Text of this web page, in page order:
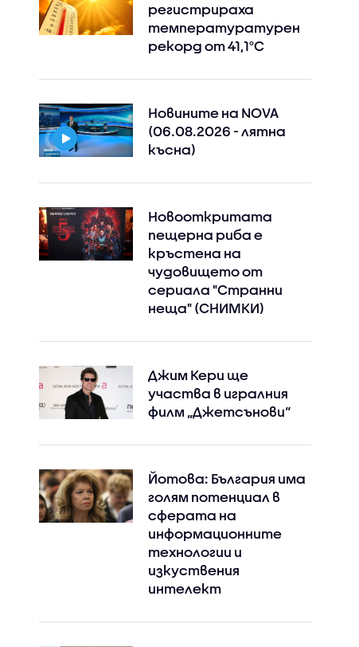
регистрираха
температуратурен
рекорд от 41,1°C
Новините на NOVA
(06.08.2026 - лятна
късна)
Новооткритата
пещерна риба е
кръстена на
чудовището от
сериала "Странни
неща" (СНИМКИ)
Джим Кери ще
участва в игралния
филм „Джетсънови“
Йотова: България има
голям потенциал в
сферата на
информационните
технологии и
изкуствения
интелект